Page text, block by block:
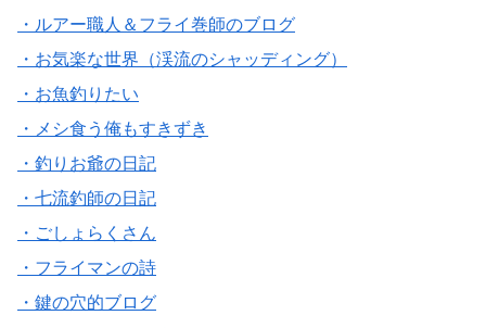
・ルアー職人＆フライ巻師のブログ
・お気楽な世界（渓流のシャッディング）
・お魚釣りたい
・メシ食う俺もすきずき
・釣りお爺の日記
・七流釣師の日記
・ごしょらくさん
・フライマンの詩
・鍵の穴的ブログ